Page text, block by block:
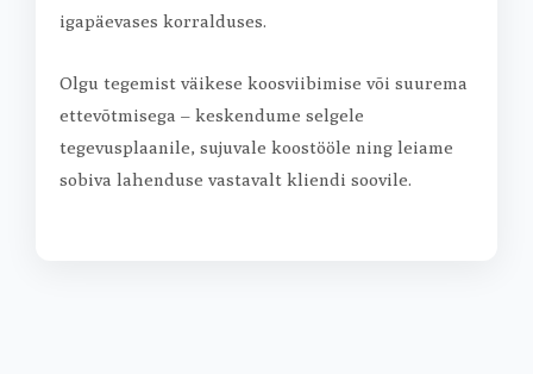
igapäevases korralduses.
Olgu tegemist väikese koosviibimise või suurema
ettevõtmisega – keskendume selgele
tegevusplaanile, sujuvale koostööle ning leiame
sobiva lahenduse vastavalt kliendi soovile.